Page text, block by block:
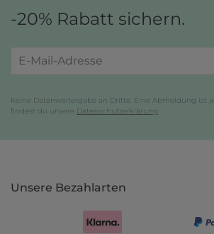
-20% Rabatt sichern.
Keine Datenweitergabe an Dritte. Eine Abmeldung ist
findest du unsere Datenschutzerklärung
Unsere Bezahlarten